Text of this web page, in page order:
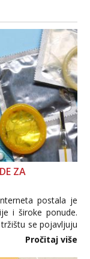
ZA
postala je
i široke ponude.
se pojavljuju
internetske
Pročitaj više